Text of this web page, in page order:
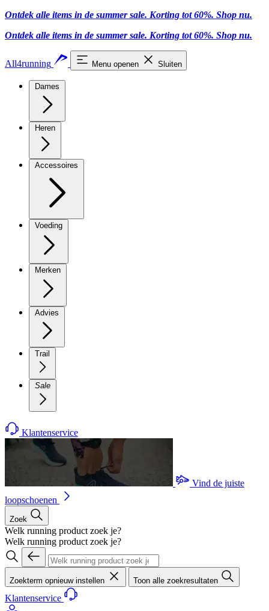
Ontdek alle items in de summer sale. Korting tot 60%. Shop nu.
Ontdek alle items in de summer sale. Korting tot 60%. Shop nu.
All4running Menu openen Sluiten
Dames
Heren
Accessoires
Voeding
Merken
Advies
Trail
Sale
Klantenservice
Vind de juiste
loopschoenen
Zoek
Welk running product zoek je?
Welk running product zoek je?
Zoekterm opnieuw instellen Toon alle zoekresultaten
Klantenservice